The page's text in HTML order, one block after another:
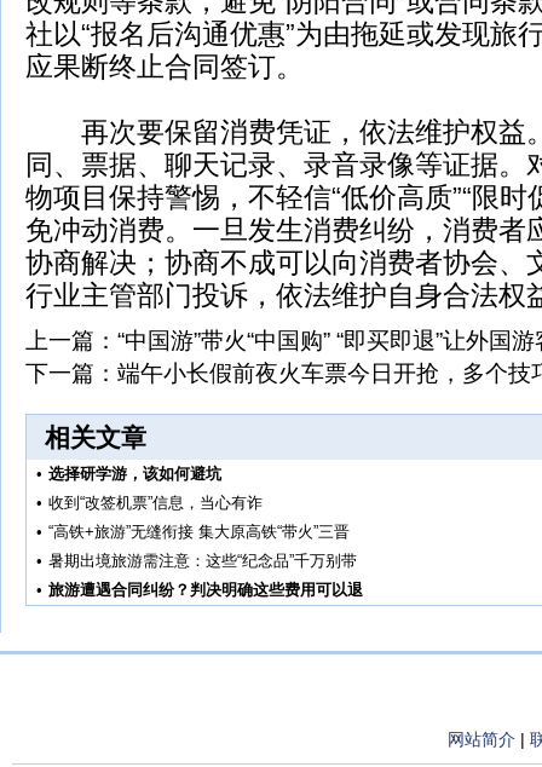
社以“报名后沟通优惠”为由拖延或发现旅
应果断终止合同签订。
再次要保留消费凭证，依法维护权益
同、票据、聊天记录、录音录像等证据。
物项目保持警惕，不轻信“低价高质”“限时
免冲动消费。一旦发生消费纠纷，消费者
协商解决；协商不成可以向消费者协会、
行业主管部门投诉，依法维护自身合法权
上一篇： “中国游”带火“中国购” “即买即退”让外国
下一篇： 端午小长假前夜火车票今日开抢，多个技
相关文章
• 选择研学游，该如何避坑
• 收到“改签机票”信息，当心有诈
• “高铁+旅游”无缝衔接 集大原高铁“带火”三晋
• 暑期出境旅游需注意：这些“纪念品”千万别带
• 旅游遭遇合同纠纷？判决明确这些费用可以退
网站简介 |